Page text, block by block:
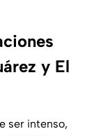
y El
ser intenso,